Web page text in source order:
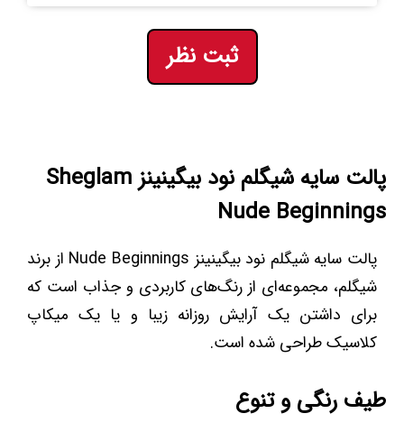
ثبت نظر
پالت سایه شیگلم نود بیگینینز Sheglam
Nude Beginnings
پالت سایه شیگلم نود بیگینینز Nude Beginnings از برند
شیگلم، مجموعه‌ای از رنگ‌های کاربردی و جذاب است که
برای داشتن یک آرایش روزانه زیبا و یا یک میکاپ
کلاسیک طراحی شده است.
طیف رنگی و تنوع